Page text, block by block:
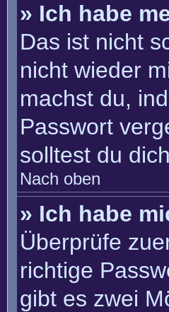
» Ich habe
Das ist nicht
nicht wieder
machst du,
Passwort
solltest du
Nach oben
» Ich habe
Überprüfe
richtige
gibt es zwei